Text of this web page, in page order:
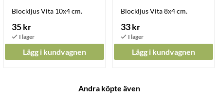
Blockljus Vita 10x4 cm.
35 kr
Lägg i kundvagnen
Blockljus Vita 8x4 cm.
33 kr
Lägg i kundvagnen
Andra köpte även